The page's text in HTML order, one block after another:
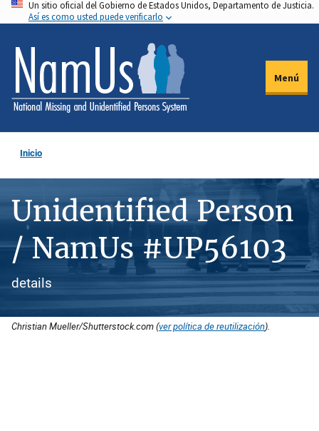
Pasar
al
contenido
principal
Un sitio oficial del Gobierno de Estados Unidos, Departamento de Justicia.
Así es como usted puede verificarlo
Menú
Inicio
Unidentified Person
/ NamUs #UP56103
details
Christian Mueller/Shutterstock.com (ver política de reutilización).